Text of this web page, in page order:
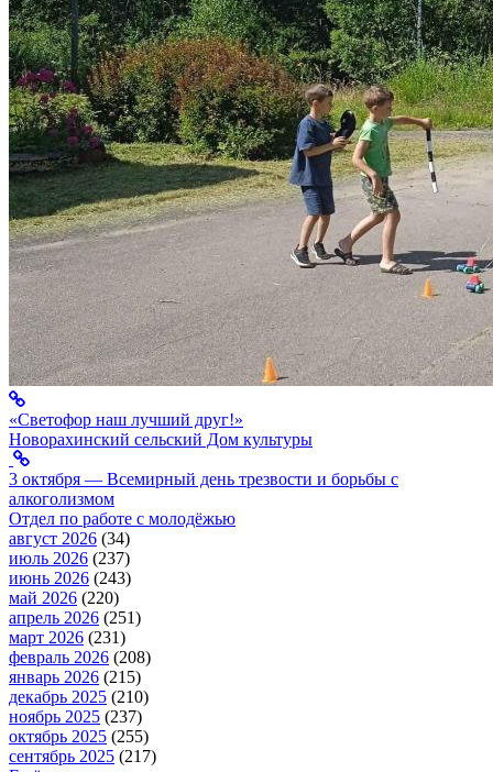
«Светофор наш лучший друг!»
Новорахинский сельский Дом культуры
3 октября — Всемирный день трезвости и борьбы с
алкоголизмом
Отдел по работе с молодёжью
август 2026 (34)
июль 2026 (237)
июнь 2026 (243)
май 2026 (220)
апрель 2026 (251)
март 2026 (231)
февраль 2026 (208)
январь 2026 (215)
декабрь 2025 (210)
ноябрь 2025 (237)
октябрь 2025 (255)
сентябрь 2025 (217)